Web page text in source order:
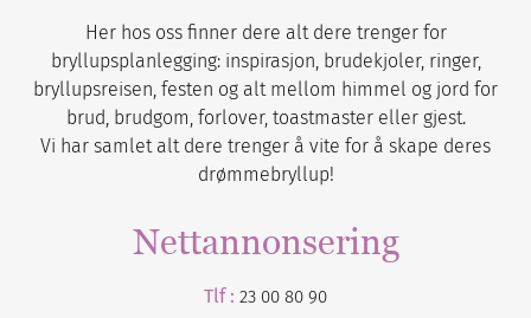
Her hos oss finner dere alt dere trenger for
bryllupsplanlegging: inspirasjon, brudekjoler, ringer,
bryllupsreisen, festen og alt mellom himmel og jord for
brud, brudgom, forlover, toastmaster eller gjest.
Vi har samlet alt dere trenger å vite for å skape deres
drømmebryllup!
Nettannonsering
Tlf : 23 00 80 90